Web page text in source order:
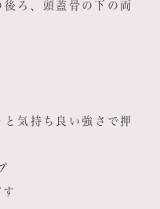
ろ、頭蓋骨の下の両
気持ち良い強さで押